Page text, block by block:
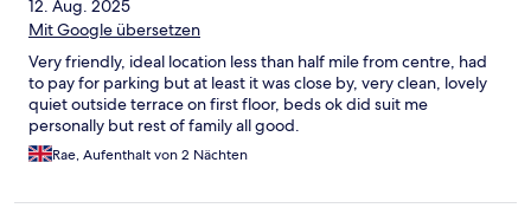
12. Aug. 2025
Mit Google übersetzen
Very friendly, ideal location less than half mile from centre, had
to pay for parking but at least it was close by, very clean, lovely
quiet outside terrace on first floor, beds ok did suit me
personally but rest of family all good.
Rae, Aufenthalt von 2 Nächten